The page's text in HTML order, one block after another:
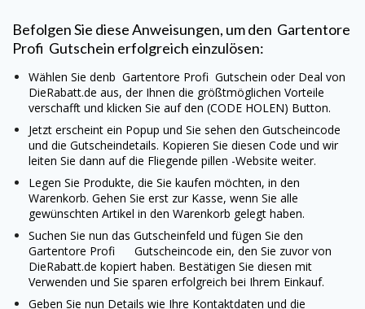
Befolgen Sie diese Anweisungen, um den Gartentore
Profi Gutschein erfolgreich einzulösen:
Wählen Sie denb Gartentore Profi Gutschein oder Deal von
DieRabatt.de aus, der Ihnen die größtmöglichen Vorteile
verschafft und klicken Sie auf den (CODE HOLEN) Button.
Jetzt erscheint ein Popup und Sie sehen den Gutscheincode
und die Gutscheindetails. Kopieren Sie diesen Code und wir
leiten Sie dann auf die Fliegende pillen -Website weiter.
Legen Sie Produkte, die Sie kaufen möchten, in den
Warenkorb. Gehen Sie erst zur Kasse, wenn Sie alle
gewünschten Artikel in den Warenkorb gelegt haben.
Suchen Sie nun das Gutscheinfeld und fügen Sie den
Gartentore Profi
Gutscheincode ein, den Sie zuvor von
DieRabatt.de kopiert haben. Bestätigen Sie diesen mit
Verwenden und Sie sparen erfolgreich bei Ihrem Einkauf.
Geben Sie nun Details wie Ihre Kontaktdaten und die